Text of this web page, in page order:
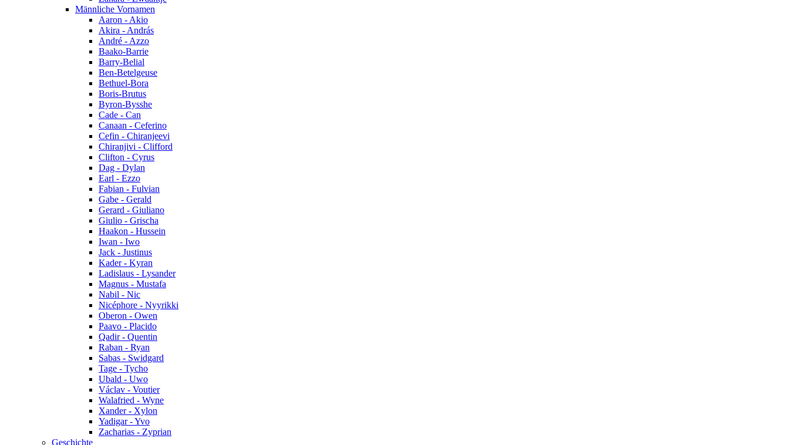
Männliche Vornamen
Aaron - Akio
Akira - András
André - Azzo
Baako-Barrie
Barry-Belial
Ben-Betelgeuse
Bethuel-Bora
Boris-Brutus
Byron-Bysshe
Cade - Can
Canaan - Ceferino
Cefin - Chiranjeevi
Chiranjivi - Clifford
Clifton - Cyrus
Dag - Dylan
Earl - Ezzo
Fabian - Fulvian
Gabe - Gerald
Gerard - Giuliano
Giulio - Grischa
Haakon - Hussein
Iwan - Iwo
Jack - Justinus
Kader - Kyran
Ladislaus - Lysander
Magnus - Mustafa
Nabil - Nic
Nicéphore - Nyyrikki
Oberon - Owen
Paavo - Placido
Qadir - Quentin
Raban - Ryan
Sabas - Swidgard
Tage - Tycho
Ubald - Uwo
Václav - Voutier
Walafried - Wyne
Xander - Xylon
Yadigar - Yvo
Zacharias - Zyprian
Geschichte